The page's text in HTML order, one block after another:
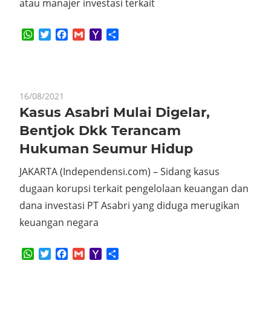
atau manajer investasi terkait
WhatsApp
TwitterFacebook
GmailYahoo
16/08/2021
Kasus Asabri Mulai Digelar,
Bentjok Dkk Terancam
Hukuman Seumur Hidup
JAKARTA (Independensi.com) – Sidang kasus
dugaan korupsi terkait pengelolaan keuangan dan
dana investasi PT Asabri yang diduga merugikan
keuangan negara
WhatsApp
TwitterFacebook
GmailYahoo